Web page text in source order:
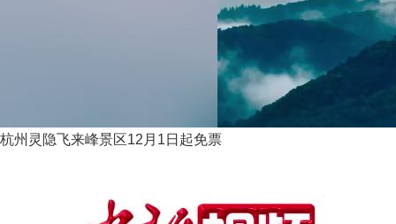
杭州灵隐飞来峰景区12月1日起免票